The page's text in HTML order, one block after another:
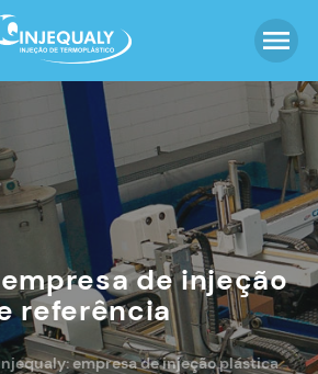
de injeção
referência
empresa de injeção plástica